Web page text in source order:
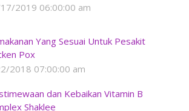
2019 06:00:00 am
Yang Sesuai Untuk Pesakit
Pox
2018 07:00:00 am
dan Kebaikan Vitamin B
Shaklee